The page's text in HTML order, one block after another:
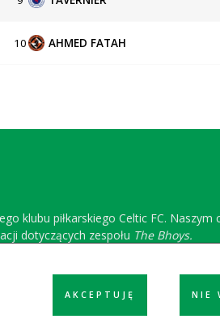
AKCEPTUJĘ NIE
10 AHMED FATAH
klubu piłkarskiego Celtic FC. Naszym
dotyczących zespołu The Bhoys.